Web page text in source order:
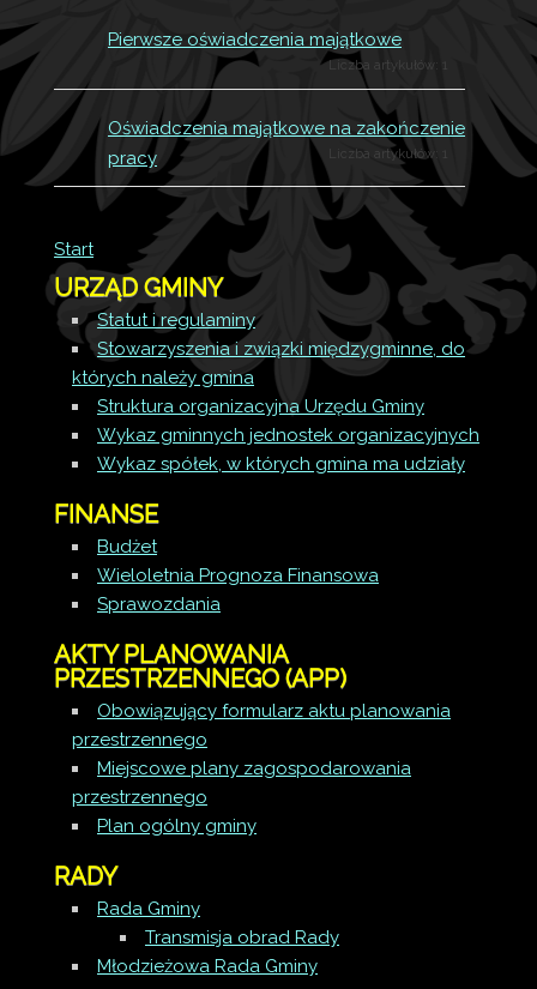
Pierwsze oświadczenia majątkowe
Liczba artykułów: 1
Oświadczenia majątkowe na zakończenie
pracy
Liczba artykułów: 1
Start
URZĄD GMINY
Statut i regulaminy
Stowarzyszenia i związki międzygminne, do
których należy gmina
Struktura organizacyjna Urzędu Gminy
Wykaz gminnych jednostek organizacyjnych
Wykaz spółek, w których gmina ma udziały
FINANSE
Budżet
Wieloletnia Prognoza Finansowa
Sprawozdania
AKTY PLANOWANIA
PRZESTRZENNEGO (APP)
Obowiązujący formularz aktu planowania
przestrzennego
Miejscowe plany zagospodarowania
przestrzennego
Plan ogólny gminy
RADY
Rada Gminy
Transmisja obrad Rady
Młodzieżowa Rada Gminy